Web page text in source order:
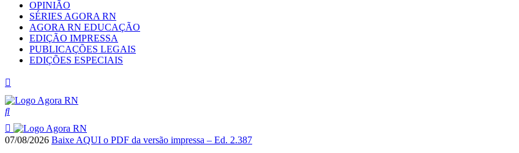
OPINIÃO
SÉRIES AGORA RN
AGORA RN EDUCAÇÃO
EDIÇÃO IMPRESSA
PUBLICAÇÕES LEGAIS
EDIÇÕES ESPECIAIS
07/08/2026 Baixe AQUI o PDF da versão impressa – Ed. 2.387